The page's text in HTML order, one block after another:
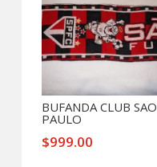
BUFANDA CLUB SAO
PAULO
$999.00